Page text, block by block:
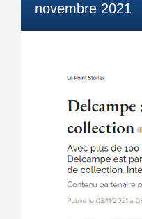
novembre 2021